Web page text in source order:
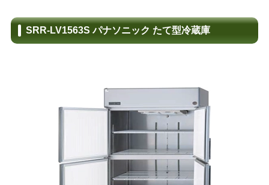
SRR-LV1563S パナソニック たて型冷蔵庫